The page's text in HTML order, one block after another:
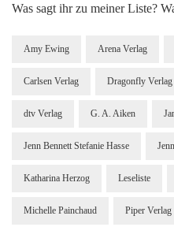
Was sagt ihr zu meiner Liste?
Amy Ewing Arena Verlag
Carlsen Verlag Dragonfly Verlag
dtv Verlag G. A. Aiken
Jenn Bennett Stefanie Hasse
Katharina Herzog Leseliste
Michelle Painchaud Piper Verlag